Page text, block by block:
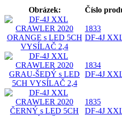
Obrázek: Číslo
1833
DF-4J
1834
DF-4J
1835
DF-4J